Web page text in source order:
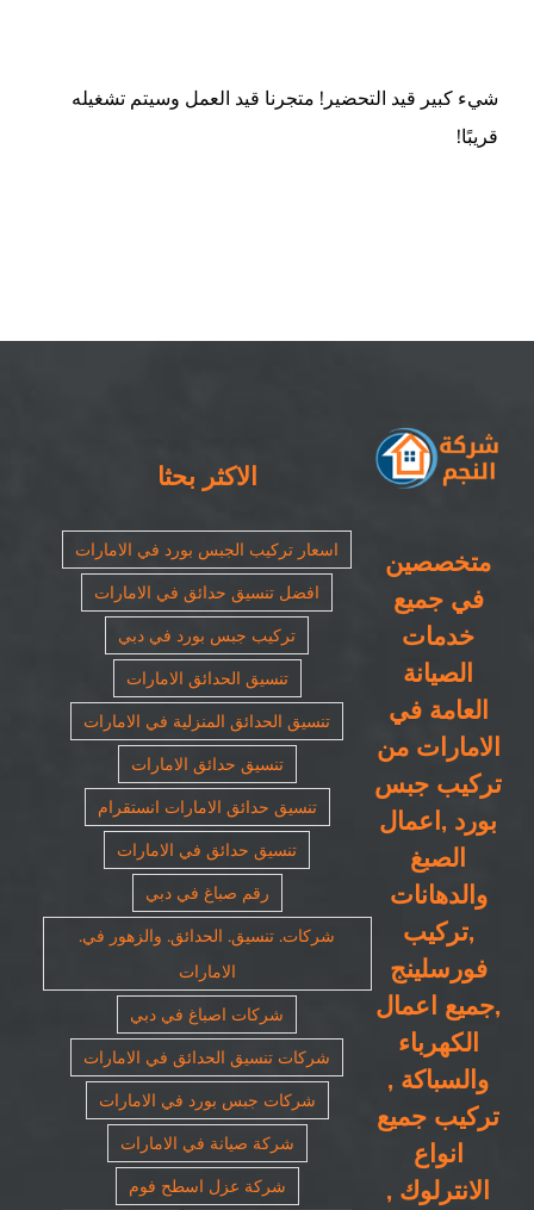
شيء كبير قيد التحضير! متجرنا قيد العمل وسيتم تشغيله
قريبًا!
متخصصين
في جميع
خدمات
الصيانة
العامة في
الامارات من
تركيب جبس
بورد ,اعمال
الصبغ
والدهانات
,تركيب
فورسلينج
,جميع اعمال
الكهرباء
والسباكة ,
تركيب جميع
انواع
الانترلوك ,
الاكثر بحثا
اسعار تركيب الجبس بورد في الامارات
افضل تنسيق حدائق في الامارات
تركيب جبس بورد في دبي
تنسيق الحدائق الامارات
تنسيق الحدائق المنزلية في الامارات
تنسيق حدائق الامارات
تنسيق حدائق الامارات انستقرام
تنسيق حدائق في الامارات
رقم صباغ في دبي
شركات. تنسيق. الحدائق. والزهور في.
الامارات
شركات اصباغ في دبي
شركات تنسيق الحدائق في الامارات
شركات جبس بورد في الامارات
شركة صيانة في الامارات
شركة عزل اسطح فوم